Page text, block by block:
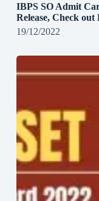
IBPS SO Admit
Release, Check out
19/12/2022